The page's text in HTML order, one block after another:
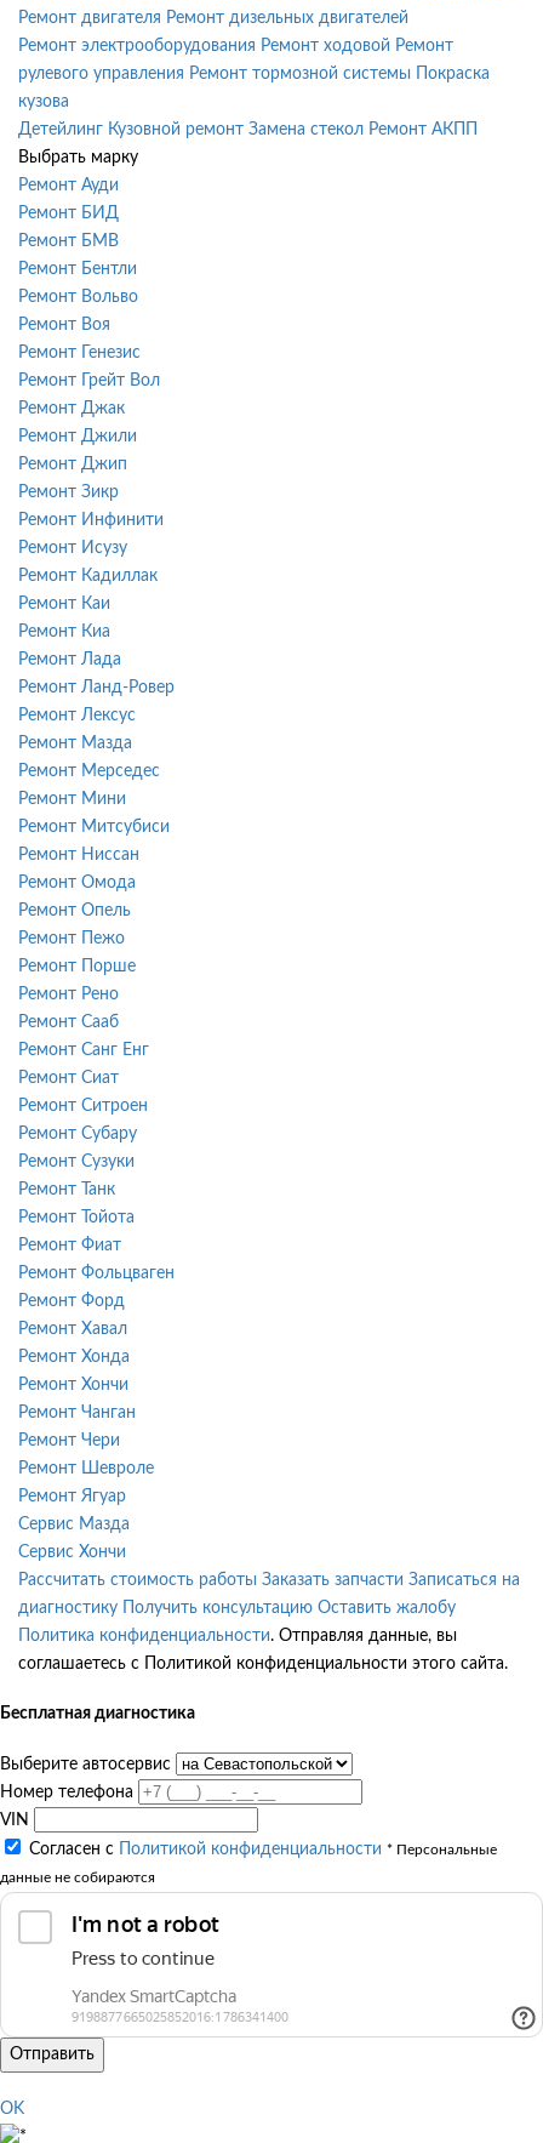
Ремонт двигателя Ремонт дизельных двигателей
Ремонт электрооборудования Ремонт ходовой Ремонт
рулевого управления Ремонт тормозной системы
Покраска
кузова
Детейлинг Кузовной ремонт Замена стекол Ремонт АКПП
Выбрать марку
Ремонт Ауди
Ремонт БИД
Ремонт БМВ
Ремонт Бентли
Ремонт Вольво
Ремонт Воя
Ремонт Генезис
Ремонт Грейт Вол
Ремонт Джак
Ремонт Джили
Ремонт Джип
Ремонт Зикр
Ремонт Инфинити
Ремонт Исузу
Ремонт Кадиллак
Ремонт Каи
Ремонт Киа
Ремонт Лада
Ремонт Ланд-Ровер
Ремонт Лексус
Ремонт Мазда
Ремонт Мерседес
Ремонт Мини
Ремонт Митсубиси
Ремонт Ниссан
Ремонт Омода
Ремонт Опель
Ремонт Пежо
Ремонт Порше
Ремонт Рено
Ремонт Сааб
Ремонт Санг Енг
Ремонт Сиат
Ремонт Ситроен
Ремонт Субару
Ремонт Сузуки
Ремонт Танк
Ремонт Тойота
Ремонт Фиат
Ремонт Фольцваген
Ремонт Форд
Ремонт Хавал
Ремонт Хонда
Ремонт Хончи
Ремонт Чанган
Ремонт Чери
Ремонт Шевроле
Ремонт Ягуар
Сервис Мазда
Сервис Хончи
Рассчитать стоимость работы Заказать запчасти Записаться на
диагностику
Получить консультацию Оставить жалобу
Политика конфиденциальности. Отправляя данные, вы
соглашаетесь с Политикой конфиденциальности этого сайта.
Бесплатная диагностика
Выберите автосервис
Номер телефона
VIN
Согласен с
Политикой конфиденциальности * Персональные
данные не собираются
Отправить
OK